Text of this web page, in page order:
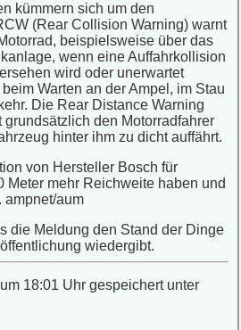
kümmern sich um den
(Rear Collision Warning) warnt
beispielsweise über das
wenn eine Auffahrkollision
wird oder unerwartet
Warten an der Ampel, im Stau
Die Rear Distance Warning
den Motorradfahrer
hinter ihm zu dicht auffährt.
von Hersteller Bosch für
Meter mehr Reichweite haben und
ampnet/aum
die Meldung den Stand der Dinge
wiedergibt.
um 18:01 Uhr gespeichert unter